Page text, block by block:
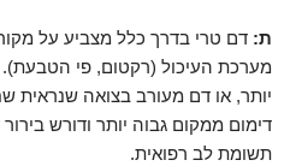
ת: דם טרי בדרך כלל מצביע על
דימום ממקום גבוה יותר ודורש
תשומת לב רפואית.